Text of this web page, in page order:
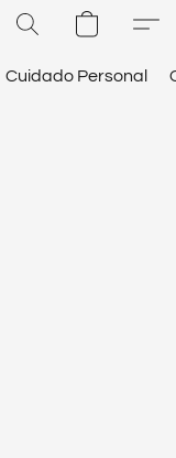
Cuidado Personal